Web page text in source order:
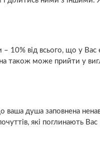
– 10% від всього, що у Вас
також може прийти у
душа заповнена
які поглинають Вас